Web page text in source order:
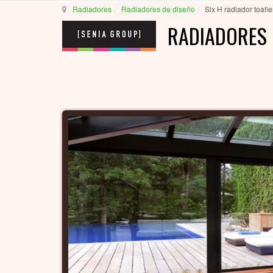
Radiadores Radiadores de diseño Six H radiador